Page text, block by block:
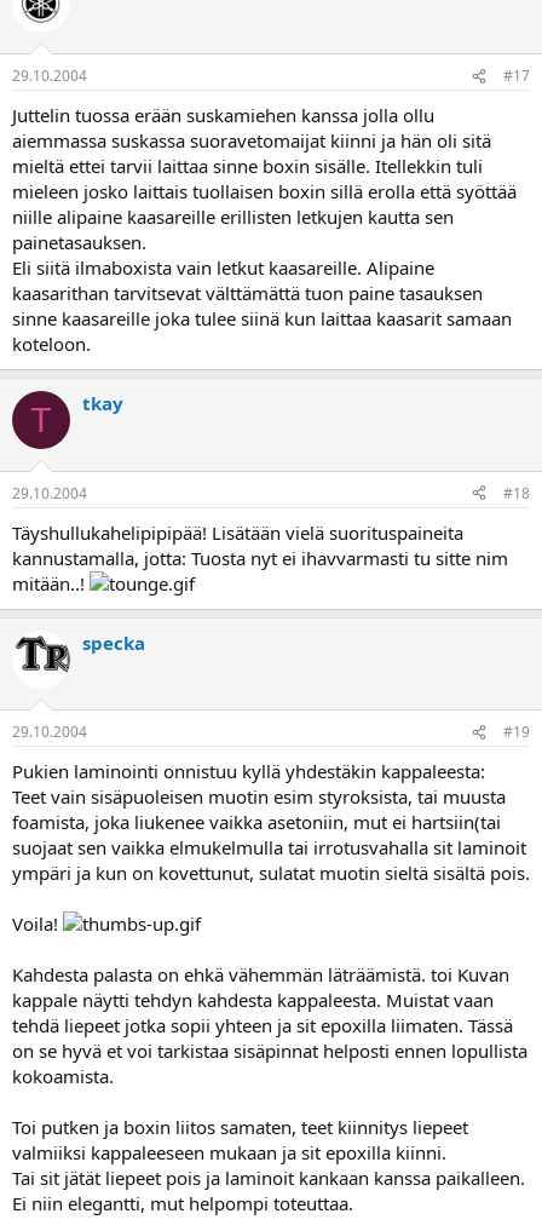
29.10.2004 #17
Juttelin tuossa erään suskamiehen kanssa jolla ollu
aiemmassa suskassa suoravetomaijat kiinni ja hän oli sitä
mieltä ettei tarvii laittaa sinne boxin sisälle. Itellekkin tuli
mieleen josko laittais tuollaisen boxin sillä erolla että syöttää
niille alipaine kaasareille erillisten letkujen kautta sen
painetasauksen.
Eli siitä ilmaboxista vain letkut kaasareille. Alipaine
kaasarithan tarvitsevat välttämättä tuon paine tasauksen
sinne kaasareille joka tulee siinä kun laittaa kaasarit samaan
koteloon.
T tkay
29.10.2004 #18
Täyshullukahelipipipää! Lisätään vielä suorituspaineita
kannustamalla, jotta: Tuosta nyt ei ihavvarmasti tu sitte nim
mitään..!
specka
29.10.2004 #19
Pukien laminointi onnistuu kyllä yhdestäkin kappaleesta:
Teet vain sisäpuoleisen muotin esim styroksista, tai muusta
foamista, joka liukenee vaikka asetoniin, mut ei hartsiin(tai
suojaat sen vaikka elmukelmulla tai irrotusvahalla sit laminoit
ympäri ja kun on kovettunut, sulatat muotin sieltä sisältä pois.
Voila!
Kahdesta palasta on ehkä vähemmän läträämistä. toi Kuvan
kappale näytti tehdyn kahdesta kappaleesta. Muistat vaan
tehdä liepeet jotka sopii yhteen ja sit epoxilla liimaten. Tässä
on se hyvä et voi tarkistaa sisäpinnat helposti ennen lopullista
kokoamista.
Toi putken ja boxin liitos samaten, teet kiinnitys liepeet
valmiiksi kappaleeseen mukaan ja sit epoxilla kiinni.
Tai sit jätät liepeet pois ja laminoit kankaan kanssa paikalleen.
Ei niin elegantti, mut helpompi toteuttaa.